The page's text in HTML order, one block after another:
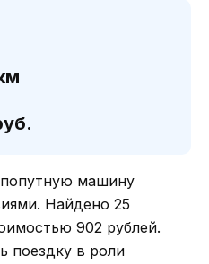
машину
Найдено 25
902 рублей.
поездку в роли